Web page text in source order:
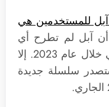
للمستخدمين هي
آبل لم تطرح أي
إصدار جديد من أجهزة آي-باد في خلال عام 2023. إلا
سلسلة جديدة